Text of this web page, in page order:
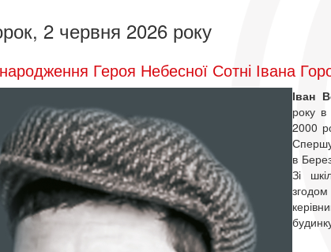
2 червня 2026 року
Героя Небесної Сотні Івана
Іван
року в
2000
в
Зі